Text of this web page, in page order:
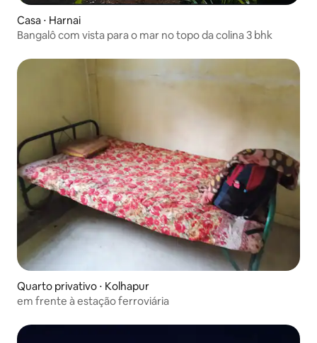
Casa ⋅ Harnai
Bangalô com vista para o mar no topo da colina 3 bhk
Quarto privativo ⋅ Kolhapur
em frente à estação ferroviária